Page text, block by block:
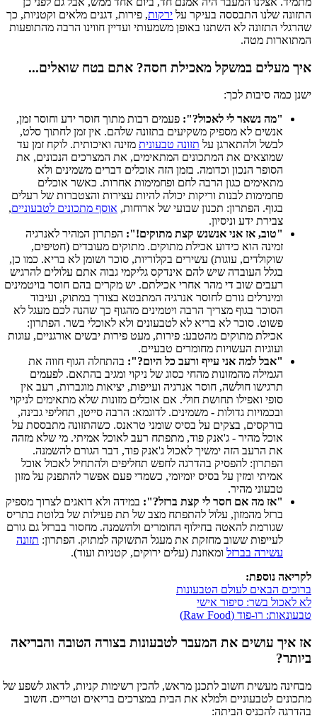
התזונה שלנו התבססה בעיקר על ירקות, פירות, דגנים מלאים וקטניות, כך
שהרגלי התזונה לא השתנו באופן משמעותי ועדיין חווינו הרבה מהתופעות
המתוארות מטה.
איך מעלים במשקל מאכילת חסה? אתם בטח שואלים...
ישנן כמה סיבות לכך:
"מה נשאר לי לאכול?": פעמים רבות מתוך חוסר ידע וחוסר זמן,
אנשים לא מספיק משקיעים בתזונה שלהם. אין זמן לחתוך סלט,
לבשל ולהתארגן על תזונה טבעונית מזינה ואיכותית. לוקח זמן עד
שמוצאים את המתכונים המתאימים, את המצרכים הנכונים, את
הסופר הנכון וכדומה. בזמן הזה אוכלים דברים משמינים ולא
מתאימים כגון הרבה לחם ופחמימות אחרות. כאשר אוכלים
פחמימות לבנות וריקות יכולה להיות עצירות והצטברות של רעלים
בגוף. הפתרון: תכנון שבועי של ארוחות, אוסף מתכונים לטבעוניים,
צבירת ידע וניסיון.
"טוב, אז אני אנשנש קצת מתוקים!": הפתרון המהיר לאנרגיה
זמינה הוא כידוע אכילת מתוקים. מתוקים מעובדים (חטיפים,
שוקולדים, עוגות) עשירים בקלוריות, סוכר ושומן לא בריא. כמו כן,
בגלל העובדה שיש להם אינדקס גליקמי גבוה אתם עלולים להרגיש
רעבים שוב די מהר אחרי אכילתם. יש מקרים בהם חוסר בויטמינים
ומינרלים גורם לחוסר אנרגיה המתבטא בצורך במתוק, ועיבוד
הסוכר בגוף מצריך הרבה ויטמינים מהגוף כך שהנה לכם מעגל לא
פשוט. סוכר לא בריא לא לטבעונים ולא לאוכלי בשר. הפתרון:
אכילת מתוקים מהטבע: פירות, מעט פירות יבשים אורגניים, עוגות
ועוגיות העשויות מחומרים טבעיים.
"אבל למה אני עייף ורעב כל היום?": בהתחלה הגוף חווה את
הגמילה מהמזונות מהחי כסוג של ניקוי ומגיב בהתאם. לפעמים
תרגישו חולשה, חוסר אנרגיה ועייפות, יציאות מוגברות, רעב אין
סופי ואפילו תחושת חולי. אם אוכלים מזונות שלא מתאימים לניקוי
ובכמויות גדולות - משמינים. לדוגמא: הרבה סייטן, תחליפי גבינה,
בורקסים, בצקים על בסיס שומני טראנס. כשהתזונה מתבססת על
אוכל מהיר - ג'אנק פוד, מתפתח רעב לאוכל אמיתי. מי שלא מזהה
את הרעב הזה ימשיך לאכול ג'אנק פוד, דבר הגורם להשמנה.
הפתרון: להפסיק בהדרגה לחפש תחליפים ולהתחיל לאכול אוכל
אמיתי ומזין על בסיס יומיומי, כשמדי פעם אפשר להתפנק על מזון
טבעוני מהיר.
"אז מה אם חסר לי קצת ברזל?": במידה ולא דואגים לצרוך מספיק
ברזל מהמזון, עלול להתפתח מצב של תת פעילות של בלוטת בתריס
שגורמת להאטה בחילוף החומרים ולהשמנה. מחסור בברזל גם גורם
לעייפות ששוב מחזקת את מעגל התשוקה למתוק. הפתרון: תזונה
עשירה בברזל ומאוזנת (עלים ירוקים, קטניות ועוד).
לקריאה נוספת:
ברוכים הבאים לעולם הטבעונות
לא לאכול בשר: סיפור אישי
טבעונאות: רו-פוד (Raw Food)
אז איך עושים את המעבר לטבעונות בצורה הטובה והבריאה
ביותר?
מבחינה מעשית חשוב לתכנן מראש, להכין רשימות קניות, לדאוג לשפע של
מתכונים לטבעוניים ולמלא את הבית במצרכים בריאים וטריים. חשוב
בהדרגה להכניס הביתה: